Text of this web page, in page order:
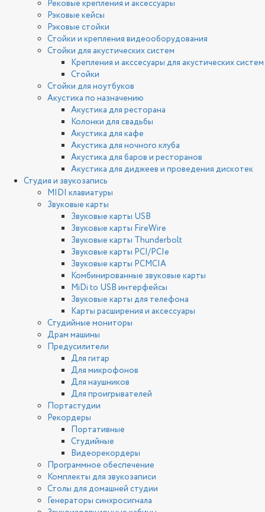
Рековые крепления и аксессуары
Рэковые кейсы
Рэковые стойки
Стойки и крепления видеооборудования
Стойки для акустических систем
Крепления и акссесуары для акустических систем
Стойки
Стойки для ноутбуков
Акустика по назначению
Акустика для ресторана
Колонки для свадьбы
Акустика для кафе
Акустика для ночного клуба
Акустика для баров и ресторанов
Акустика для диджеев и проведения дискотек
Студия и звукозапись
MIDI клавиатуры
Звуковые карты
Звуковые карты USB
Звуковые карты FireWire
Звуковые карты Thunderbolt
Звуковые карты PCI/PCIe
Звуковые карты PCMCIA
Комбинированные звуковые карты
MiDi to USB интерфейсы
Звуковые карты для телефона
Карты расширения и аксессуары
Студийные мониторы
Драм машины
Предусилители
Для гитар
Для микрофонов
Для наушников
Для проигрывателей
Портастудии
Рекордеры
Портативные
Студийные
Видеорекордеры
Программное обеспечение
Комплекты для звукозаписи
Столы для домашней студии
Генераторы синхросигнала